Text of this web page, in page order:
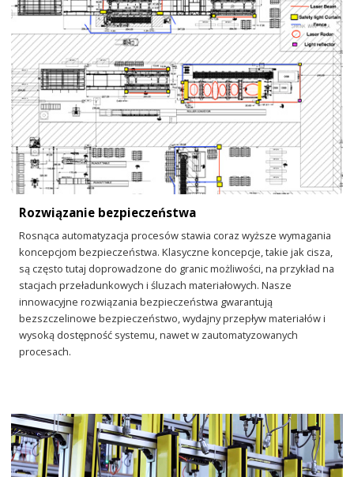
Rozwiązanie bezpieczeństwa
Rosnąca automatyzacja procesów stawia coraz wyższe wymagania
koncepcjom bezpieczeństwa. Klasyczne koncepcje, takie jak cisza,
są często tutaj doprowadzone do granic możliwości, na przykład na
stacjach przeładunkowych i śluzach materiałowych. Nasze
innowacyjne rozwiązania bezpieczeństwa gwarantują
bezszczelinowe bezpieczeństwo, wydajny przepływ materiałów i
wysoką dostępność systemu, nawet w zautomatyzowanych
procesach.